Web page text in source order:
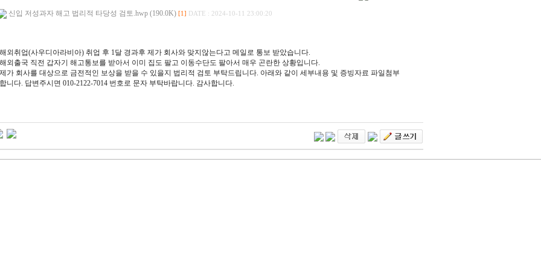
신입 저성과자 해고 법리적 타당성 검토.hwp (190.0K) [1] DATE : 2024-10-11 23:00:20
해외취업(사우디아라비아) 취업 후 1달 경과후 제가 회사와 맞지않는다고 메일로 통보 받았습니다.
해외출국 직전 갑자기 해고통보를 받아서 이미 집도 팔고 이동수단도 팔아서 매우 곤란한 상황입니다.
제가 회사를 대상으로 금전적인 보상을 받을 수 있을지 법리적 검토 부탁드립니다. 아래와 같이 세부내용 및 증빙자료 파일첨부
합니다. 답변주시면 010-2122-7014 번호로 문자 부탁바랍니다. 감사합니다.